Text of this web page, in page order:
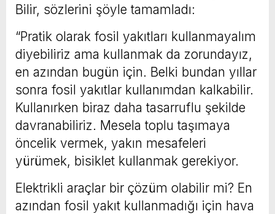
Bilir, sözlerini şöyle tamamladı:
“Pratik olarak fosil yakıtları kullanmayalım
diyebiliriz ama kullanmak da zorundayız,
en azından bugün için. Belki bundan yıllar
sonra fosil yakıtlar kullanımdan kalkabilir.
Kullanırken biraz daha tasarruflu şekilde
davranabiliriz. Mesela toplu taşımaya
öncelik vermek, yakın mesafeleri
yürümek, bisiklet kullanmak gerekiyor.
Elektrikli araçlar bir çözüm olabilir mi? En
azından fosil yakıt kullanmadığı için hava